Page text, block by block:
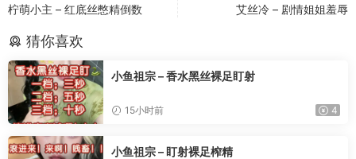
柠萌小主 – 红底丝憋精倒数 艾丝冷 – 剧情姐姐羞辱
猜你喜欢
小鱼祖宗 – 香水黑丝裸足盯射
15小时前 4
小鱼祖宗 – 盯射裸足榨精